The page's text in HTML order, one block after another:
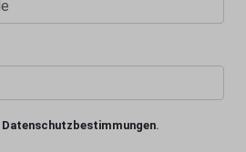
Datenschutzbestimmungen.